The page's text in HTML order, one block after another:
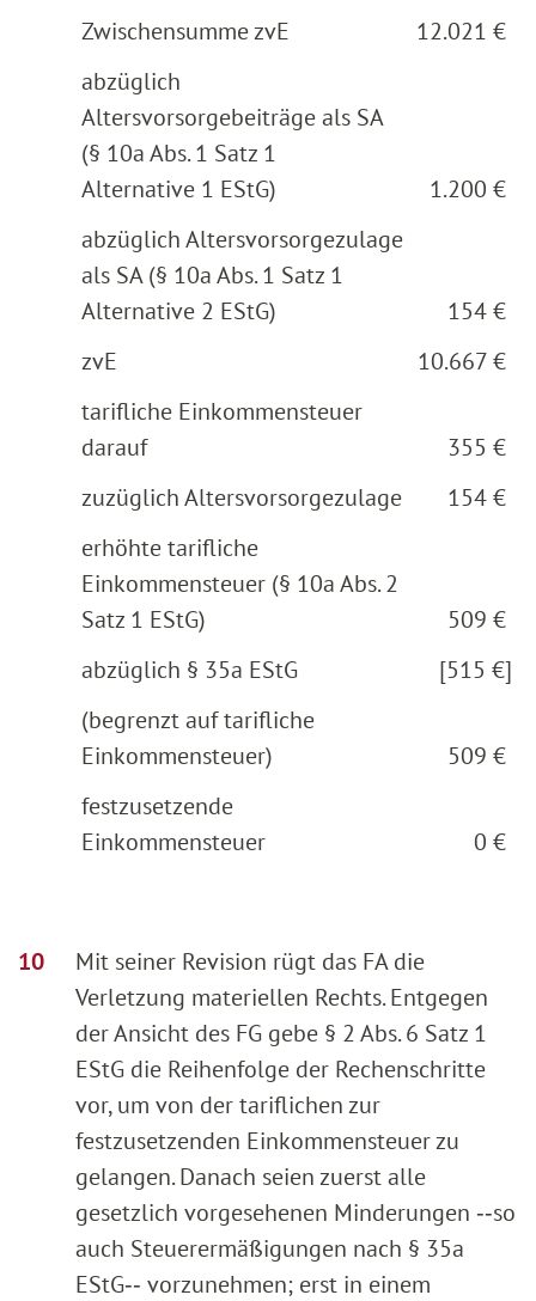
Zwischensumme zvE
12.021 €
abzüglich
Altersvorsorgebeiträge als SA
(§ 10a Abs. 1 Satz 1
Alternative 1 EStG)
1.200 €
abzüglich Altersvorsorgezulage
als SA (§ 10a Abs. 1 Satz 1
Alternative 2 EStG)
154 €
zvE
10.667 €
tarifliche Einkommensteuer
darauf
355 €
zuzüglich Altersvorsorgezulage
154 €
erhöhte tarifliche
Einkommensteuer (§ 10a Abs. 2
Satz 1 EStG)
509 €
abzüglich § 35a EStG
[515 €]
(begrenzt auf tarifliche
Einkommensteuer)
509 €
festzusetzende
Einkommensteuer
0 €
Mit seiner Revision rügt das FA die
Verletzung materiellen Rechts. Entgegen
der Ansicht des FG gebe § 2 Abs. 6 Satz 1
EStG die Reihenfolge der Rechenschritte
vor, um von der tariflichen zur
festzusetzenden Einkommensteuer zu
gelangen. Danach seien zuerst alle
gesetzlich vorgesehenen Minderungen ‑‑so
auch Steuerermäßigungen nach § 35a
EStG‑‑ vorzunehmen; erst in einem